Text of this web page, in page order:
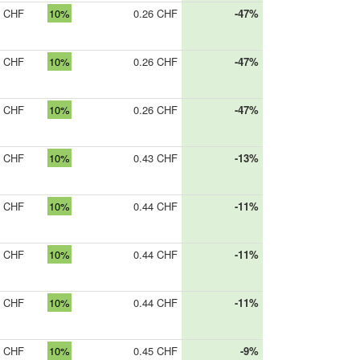
CHF 10% 0.26 CHF -47%
CHF 10% 0.26 CHF -47%
CHF 10% 0.26 CHF -47%
CHF 10% 0.43 CHF -13%
CHF 10% 0.44 CHF -11%
CHF 10% 0.44 CHF -11%
CHF 10% 0.44 CHF -11%
CHF 10% 0.45 CHF -9%